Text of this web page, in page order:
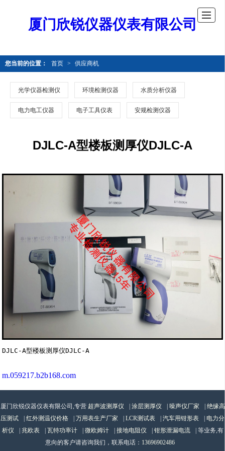
厦门欣锐仪器仪表有限公司
您当前的位置： 首页 > 供应商机
光学仪器检测仪 环境检测仪器 水质分析仪器
电力电工仪器 电子工具仪表 安规检测仪器
DJLC-A型楼板测厚仪DJLC-A
DJLC-A型楼板测厚仪DJLC-A
m.059217.b2b168.com
厦门欣锐仪器仪表有限公司,专营 超声波测厚仪 涂层测厚仪 噪声仪厂家
绝缘高
压测试
红外测温仪价格 万用表生产厂家 LCR测试表 汽车用钳形表
电力分
析仪
兆欧表 瓦特功率计 微欧姆计 接地电阻仪 钳形泄漏电流
| 等业务,有
意向的客户请咨询我们，联系电话： 13696902486